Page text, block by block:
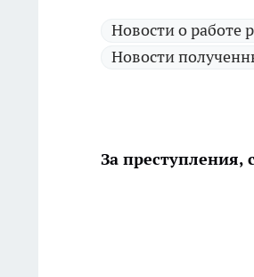
Новости о работе
Новости
За преступления,